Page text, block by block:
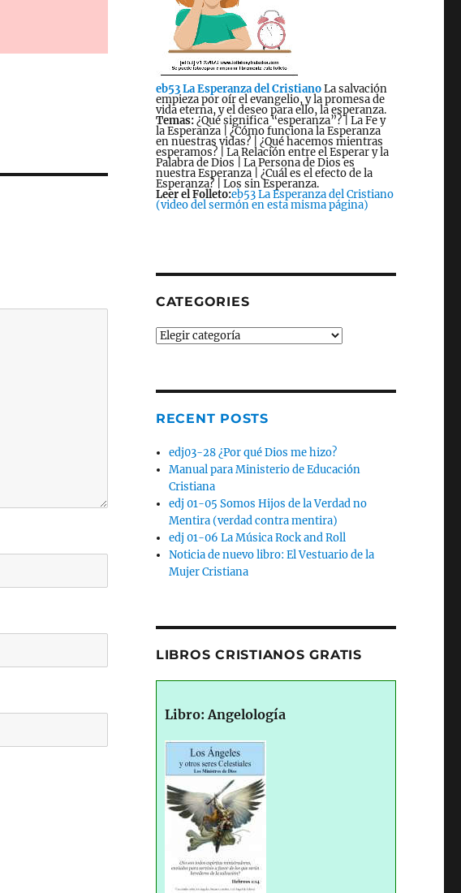
eb53 La Esperanza del CristianoLa salvación
empieza por oír el evangelio, y la promesa de
vida eterna, y el deseo para ello, la esperanza.
Temas:¿Qué significa “esperanza”? | La Fe y
la Esperanza | ¿Cómo funciona la Esperanza
en nuestras vidas? | ¿Qué hacemos mientras
esperamos? | La Relación entre el Esperar y la
Palabra de Dios | La Persona de Dios es
nuestra Esperanza | ¿Cuál es el efecto de la
Esperanza? | Los sin Esperanza.
Leer el Folleto:eb53 La Esperanza del Cristiano
(video del sermón en esta misma página)
CATEGORIES
Categories
RECENT POSTS
edj03-28 ¿Por qué Dios me hizo?
Manual para Ministerio de Educación
Cristiana
edj 01-05 Somos Hijos de la Verdad no
Mentira (verdad contra mentira)
edj 01-06 La Música Rock and Roll
Noticia de nuevo libro: El Vestuario de la
Mujer Cristiana
LIBROS CRISTIANOS GRATIS
Libro: Angelología